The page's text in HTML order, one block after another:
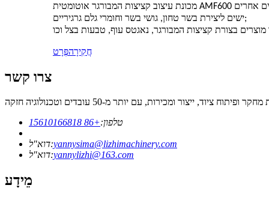
ישים ליצירת בשר טחון, גושי בשר וחומרי גלם גרגיריים;
חֲקִירָהפְּרָט
צרו קשר
טלפון:+86 15610166818
דוא"ל:yannysima@lizhimachinery.com
דוא"ל:yannylizhi@163.com
מֵידָע